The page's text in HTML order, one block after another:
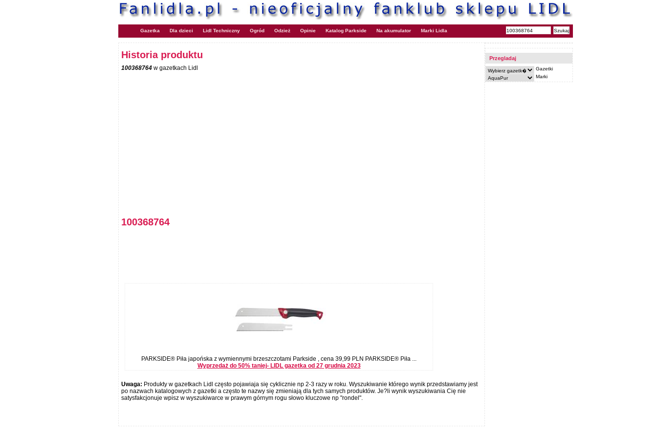
Gazetka Dla dzieci Lidl Techniczny Ogród Odzież Opinie Katalog Parkside Na akumulator Marki Lidla
Historia produktu
100368764 w gazetkach Lidl
100368764
PARKSIDE® Piła japońska z wymiennymi brzeszczotami Parkside , cena 39,99 PLN PARKSIDE® Piła ...
Wyprzedaż do 50% taniej- LIDL gazetka od 27 grudnia 2023
Uwaga: Produkty w gazetkach Lidl często pojawiaja się cyklicznie np 2-3 razy w roku. Wyszukiwanie którego wynik przedstawiamy jest
po nazwach katalogowych z gazetki a często te nazwy się zmieniają dla tych samych produktów. Je?li wynik wyszukiwania Cię nie
satysfakcjonuje wpisz w wyszukiwarce w prawym górnym rogu słowo kluczowe np "rondel".
Przegladaj
Gazetki
Marki